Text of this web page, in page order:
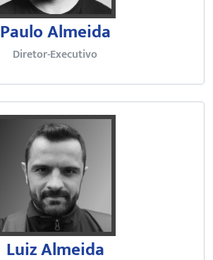
Paulo Almeida
Diretor-Executivo
Luiz Almeida
Bacharel em Ciências